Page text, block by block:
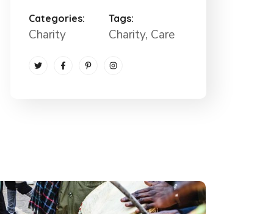
Categories:
Charity
Tags:
Charity, Care